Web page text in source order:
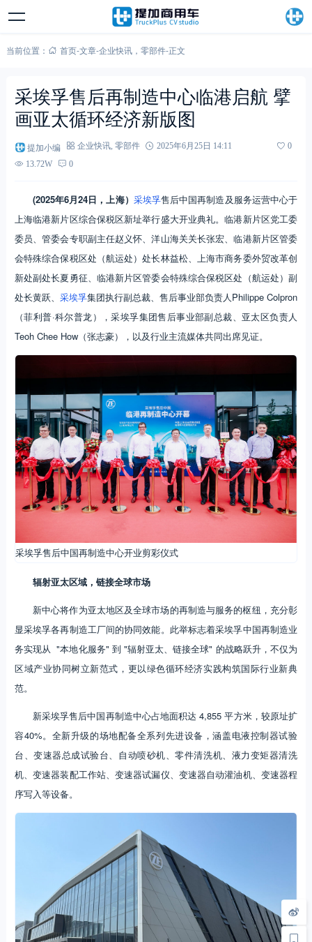
当前位置： 首页-文章-企业快讯， 零部件-正文
采埃孚售后再制造中心临港启航 擘
画亚太循环经济新版图
提加小编 企业快讯, 零部件 2025年6月25日 14:11
0
13.72W
0
(2025年6月24日，上海） 采埃孚售后中国再制造及服务运营中心于
上海临港新片区综合保税区新址举行盛大开业典礼。临港新片区党工委
委员、管委会专职副主任赵义怀、洋山海关关长张宏、临港新片区管委
会特殊综合保税区处（航运处）处长林益松、上海市商务委外贸改革创
新处副处长夏勇征、临港新片区管委会特殊综合保税区处（航运处）副
处长黄跃、 采埃孚集团执行副总裁、售后事业部负责人Philippe Colpron
（菲利普·科尔普龙），采埃孚集团售后事业部副总裁、亚太区负责人
Teoh Chee How（张志豪），以及行业主流媒体共同出席见证。
采埃孚售后中国再制造中心开业剪彩仪式
辐射亚太区域，链接全球市场
新中心将作为亚太地区及全球市场的再制造与服务的枢纽，充分彰
显采埃孚各再制造工厂间的协同效能。此举标志着采埃孚中国再制造业
务实现从 "本地化服务" 到 "辐射亚太、链接全球" 的战略跃升，不仅为
区域产业协同树立新范式，更以绿色循环经济实践构筑国际行业新典
范。
新采埃孚售后中国再制造中心占地面积达 4,855 平方米，较原址扩
容40%。全新升级的场地配备全系列先进设备，涵盖电液控制器试验
台、变速器总成试验台、自动喷砂机、零件清洗机、液力变矩器清洗
机、变速器装配工作站、变速器试漏仪、变速器自动灌油机、变速器程
序写入等设备。